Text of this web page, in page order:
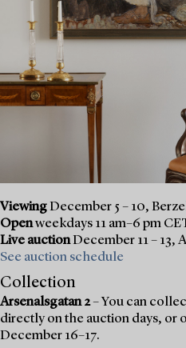
ViewingDecember 5 – 10,
Openweekdays 11 am–6 pm
Live auctionDecember 11 – 13,
See auction schedule
Collection
Arsenalsgatan 2– You can
directly on the auction days, or
December 16–17.